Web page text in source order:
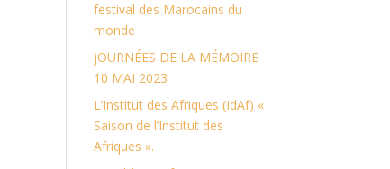
festival des Marocains du
monde
jOURNÉES DE LA MÉMOIRE
10 MAI 2023
L’Institut des Afriques (IdAf) «
Saison de l’Institut des
Afriques ».